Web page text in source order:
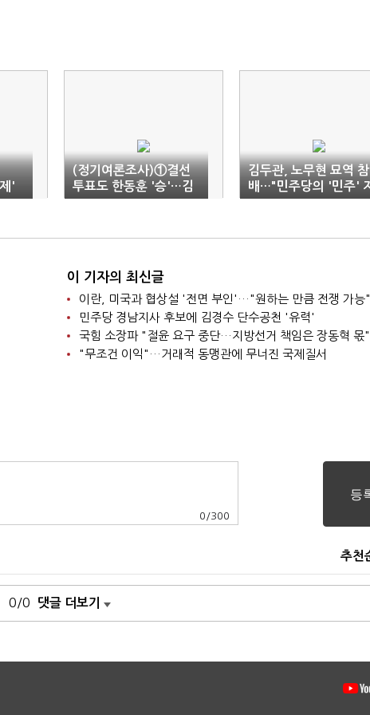
'
(정기여론조사)①결선
투표도 한동훈 '승'…김
두관, 파란 예고(종합)
김두관, 노무현 묘역 참
배…"민주당의 '민주'
켜내겠다"
이 기자의 최신글
이란, 미국과 협상설 '전면 부인'…"원하는 만큼 전쟁 가능"
민주당 경남지사 후보에 김경수 단수공천 '유력'
국힘 소장파 "절윤 요구 중단…지방선거 책임은 장동혁 몫"
"무조건 이익"…거래적 동맹관에 무너진 국제질서
0 /300
추천
0/0 댓글 더보기